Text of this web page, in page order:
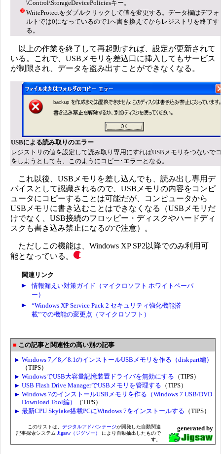
\Control\StorageDevicePoliciesキー。
WriteProtectをダブルクリックして値を変更する。データ欄はデフォ
ルトでは0になっているので1へ書き換えてからレジストリを終了す
る。
以上の作業を終了して再起動すれば、設定が更新されて
いる。これで、USBメモリを差込口に挿入してもサービス
が制限され、データを盗み出すことができなくなる。
USBによる読み取りのエラー
レジストリの値を設定して読み取り専用にすればUSBメモリをつないで
をしようとしても、このようにコピー･エラーとなる。
これ以後、USBメモリを差し込んでも、読み出し専用デ
バイスとして認識されるので、USBメモリの内容をコンピ
ュータにコピーすることは可能だが、コンピュータから
USBメモリに書き込むことはできなくなる（USBメモリだ
けでなく、USB接続のフロッピー・ディスクやハードディ
スクも書き込み禁止になるので注意）。
ただしこの機能は、Windows XP SP2以降でのみ利用可
能となっている。
関連リンク
情報漏えい対策ガイド（マイクロソフト ホワイトペーパ
ー）
“Windows XP Service Pack 2 セキュリティ強化機能搭
載”での機能の変更点（マイクロソフト）
この記事と関連性の高い別の記事
Windows 7／8／8.1のインストールUSBメモリを作る（diskpart編）
（TIPS）
WindowsでUSB大容量記憶装置ドライバを無効にする （TIPS）
USB Flash Drive ManagerでUSBメモリを管理する （TIPS）
Windows 7のインストールUSBメモリを作る（Windows 7 USB/DVD
Download Tool編）
（TIPS）
最新CPU Skylake搭載PCにWindows 7をインストールする （TIPS）
このリストは、 デジタルアドバンテージが開発した自動関連
記事探索システム Jigsaw（ジグソー）
により自動抽出したもので
す。
generated by